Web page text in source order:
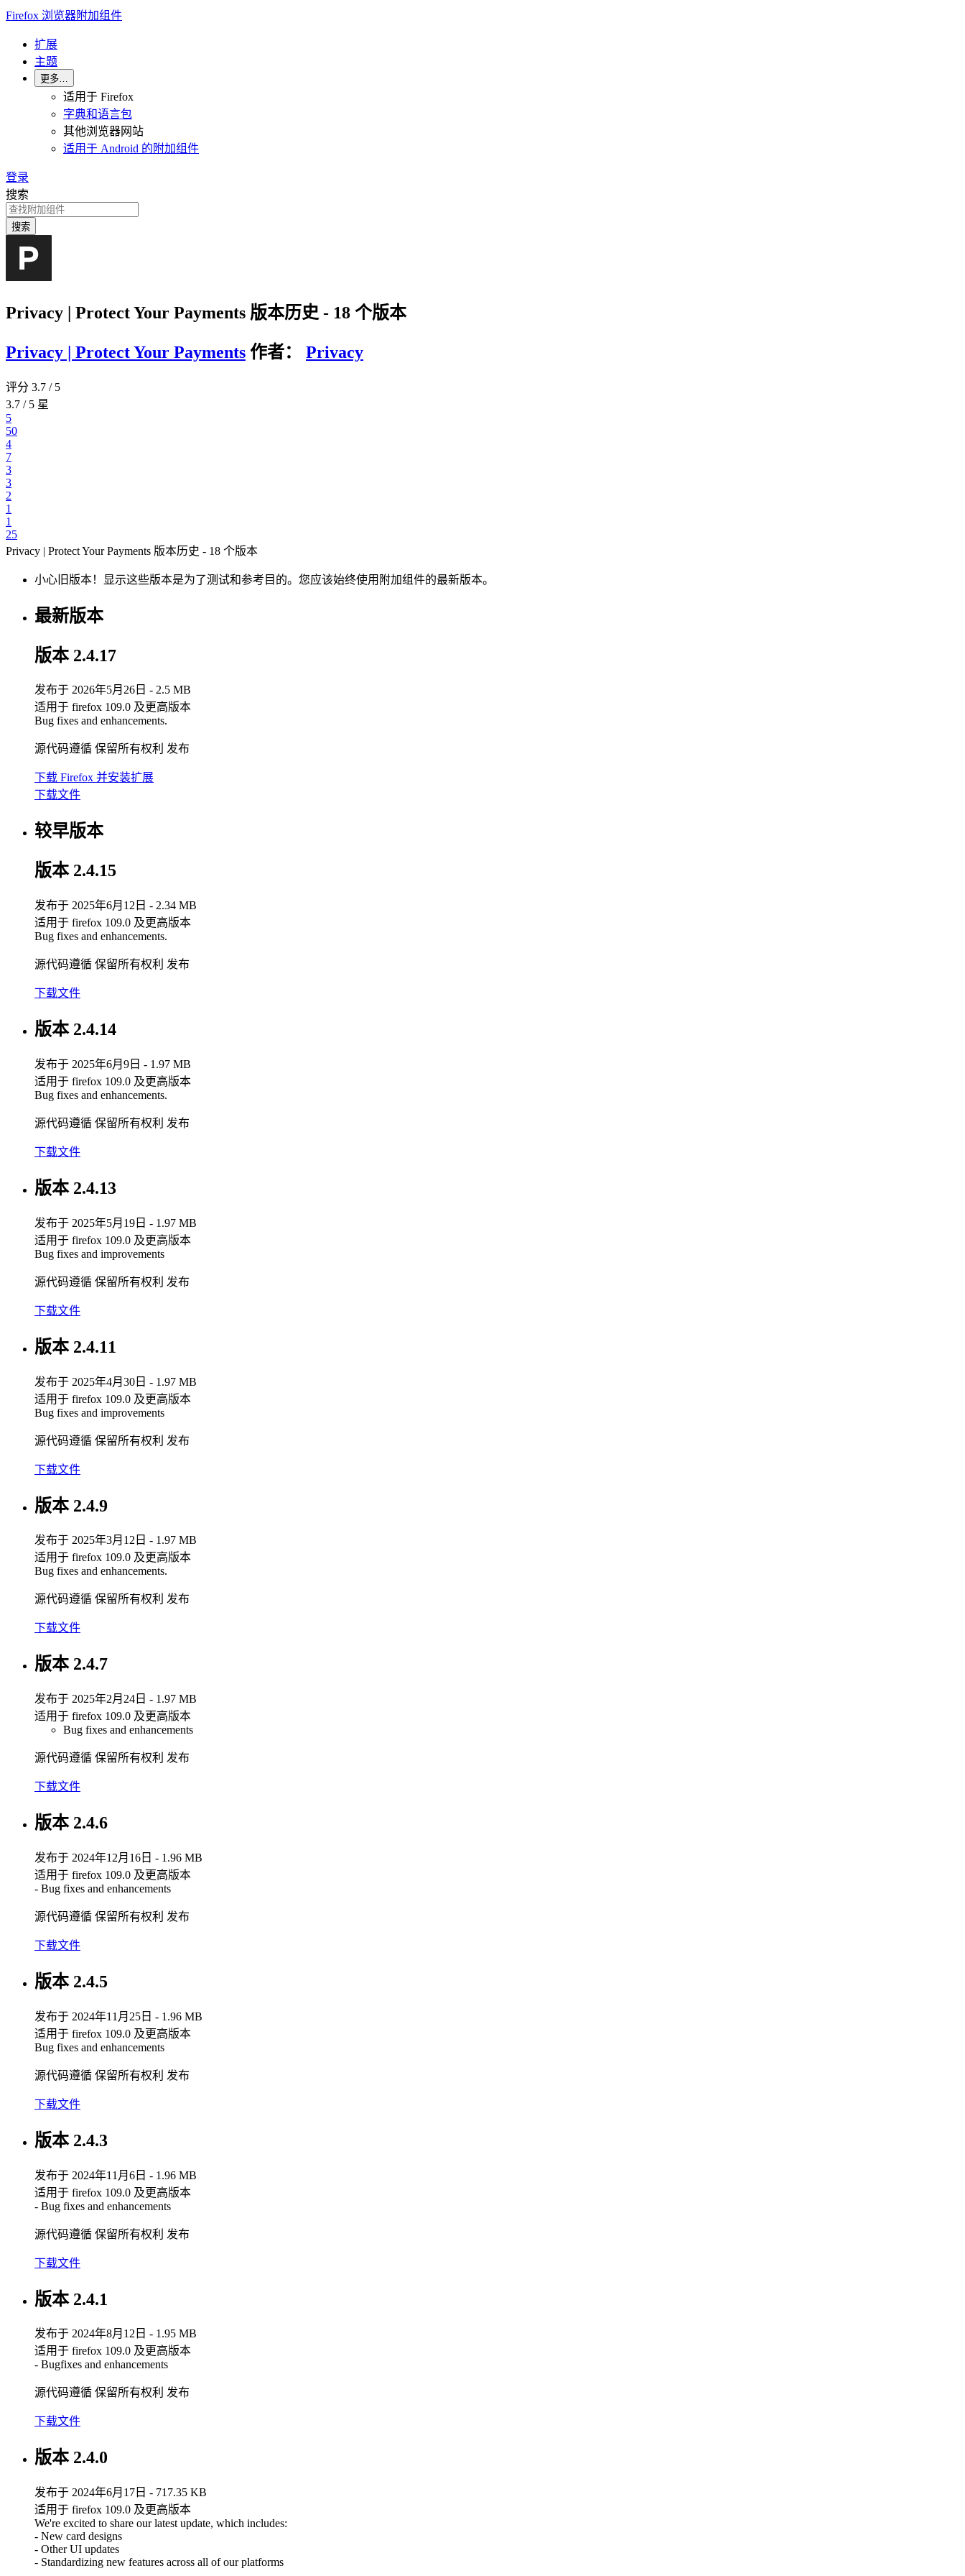
Firefox 浏览器附加组件
扩展
主题
更多…
适用于 Firefox
字典和语言包
其他浏览器网站
适用于 Android 的附加组件
登录
搜索
搜索
Privacy | Protect Your Payments 版本历史 - 18 个版本
Privacy | Protect Your Payments 作者： Privacy
评分 3.7 / 5
3.7 / 5 星
5
50
4
7
3
3
2
1
1
25
Privacy | Protect Your Payments 版本历史 - 18 个版本
小心旧版本！显示这些版本是为了测试和参考目的。 您应该始终使用附加组件的最新版本。
最新版本
版本 2.4.17
发布于 2026年5月26日 - 2.5 MB
适用于 firefox 109.0 及更高版本
Bug fixes and enhancements.
源代码遵循 保留所有权利 发布
下载 Firefox 并安装扩展
下载文件
较早版本
版本 2.4.15
发布于 2025年6月12日 - 2.34 MB
适用于 firefox 109.0 及更高版本
Bug fixes and enhancements.
源代码遵循 保留所有权利 发布
下载文件
版本 2.4.14
发布于 2025年6月9日 - 1.97 MB
适用于 firefox 109.0 及更高版本
Bug fixes and enhancements.
源代码遵循 保留所有权利 发布
下载文件
版本 2.4.13
发布于 2025年5月19日 - 1.97 MB
适用于 firefox 109.0 及更高版本
Bug fixes and improvements
源代码遵循 保留所有权利 发布
下载文件
版本 2.4.11
发布于 2025年4月30日 - 1.97 MB
适用于 firefox 109.0 及更高版本
Bug fixes and improvements
源代码遵循 保留所有权利 发布
下载文件
版本 2.4.9
发布于 2025年3月12日 - 1.97 MB
适用于 firefox 109.0 及更高版本
Bug fixes and enhancements.
源代码遵循 保留所有权利 发布
下载文件
版本 2.4.7
发布于 2025年2月24日 - 1.97 MB
适用于 firefox 109.0 及更高版本
Bug fixes and enhancements
源代码遵循 保留所有权利 发布
下载文件
版本 2.4.6
发布于 2024年12月16日 - 1.96 MB
适用于 firefox 109.0 及更高版本
- Bug fixes and enhancements
源代码遵循 保留所有权利 发布
下载文件
版本 2.4.5
发布于 2024年11月25日 - 1.96 MB
适用于 firefox 109.0 及更高版本
Bug fixes and enhancements
源代码遵循 保留所有权利 发布
下载文件
版本 2.4.3
发布于 2024年11月6日 - 1.96 MB
适用于 firefox 109.0 及更高版本
- Bug fixes and enhancements
源代码遵循 保留所有权利 发布
下载文件
版本 2.4.1
发布于 2024年8月12日 - 1.95 MB
适用于 firefox 109.0 及更高版本
- Bugfixes and enhancements
源代码遵循 保留所有权利 发布
下载文件
版本 2.4.0
发布于 2024年6月17日 - 717.35 KB
适用于 firefox 109.0 及更高版本
We're excited to share our latest update, which includes:
- New card designs
- Other UI updates
- Standardizing new features across all of our platforms